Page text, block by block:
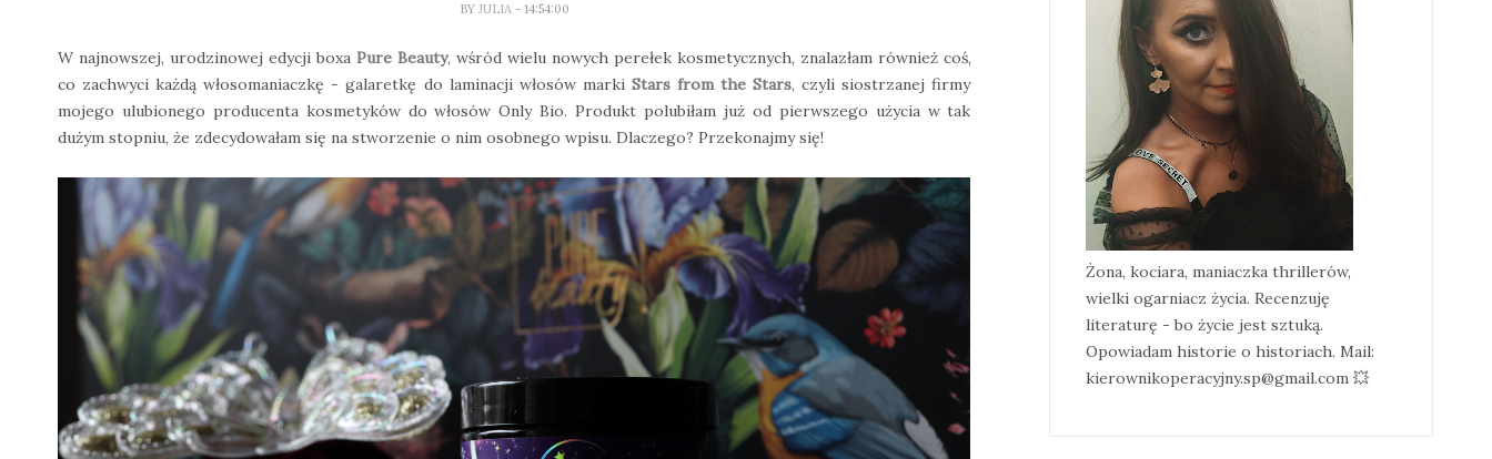
BY JULIA - 14:54:00
W najnowszej, urodzinowej edycji boxa Pure Beauty, wśród wielu nowych perełek kosmetycznych, znalazłam również coś,
co zachwyci każdą włosomaniaczkę - galaretkę do laminacji włosów marki Stars from the Stars, czyli siostrzanej firmy
mojego ulubionego producenta kosmetyków do włosów Only Bio. Produkt polubiłam już od pierwszego użycia w tak
dużym stopniu, że zdecydowałam się na stworzenie o nim osobnego wpisu. Dlaczego? Przekonajmy się!
Żona, kociara, maniaczka thrillerów,
wielki ogarniacz życia. Recenzuję
literaturę - bo życie jest sztuką.
Opowiadam historie o historiach. Mail:
kierownikoperacyjny.sp@gmail.com 💥